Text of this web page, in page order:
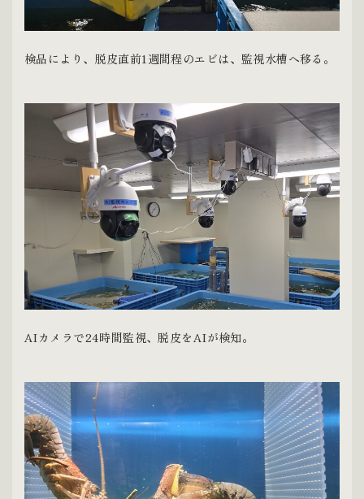
検品により、脱皮直前1週間程のエビは、監視水槽へ移る。
AIカメラで24時間監視、脱皮をAIが検知。